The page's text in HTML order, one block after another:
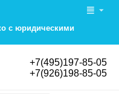
с юридическими
+7(495)197-85-05
+7(926)198-85-05